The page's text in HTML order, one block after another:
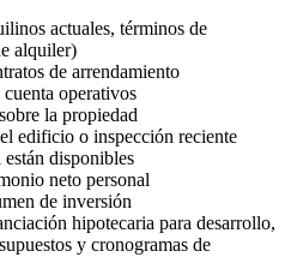
actuales, términos de
alquiler)
de arrendamiento
cuenta operativos
la propiedad
edificio o inspección reciente
disponibles
neto personal
de inversión
hipotecaria para desarrollo,
y cronogramas de